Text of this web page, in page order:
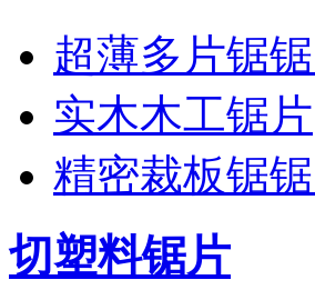
超薄多片锯
实木木工锯片
精密裁板锯
切塑料锯片